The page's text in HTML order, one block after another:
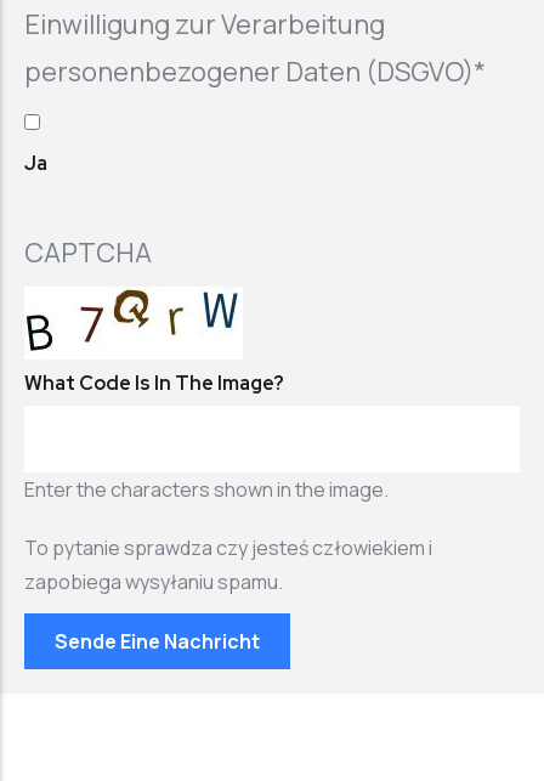
Einwilligung zur Verarbeitung
personenbezogener Daten (DSGVO)*
Ja
CAPTCHA
What Code Is In The Image?
Enter the characters shown in the image.
To pytanie sprawdza czy jesteś człowiekiem i
zapobiega wysyłaniu spamu.